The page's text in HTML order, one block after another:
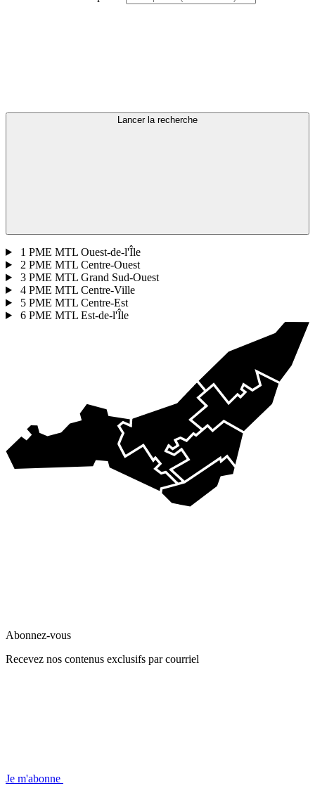
Lancer la recherche
1 PME MTL Ouest-de-l'Île
2 PME MTL Centre-Ouest
3 PME MTL Grand Sud-Ouest
4 PME MTL Centre-Ville
5 PME MTL Centre-Est
6 PME MTL Est-de-l'Île
Abonnez-vous
Recevez nos contenus exclusifs par courriel
Je m'abonne